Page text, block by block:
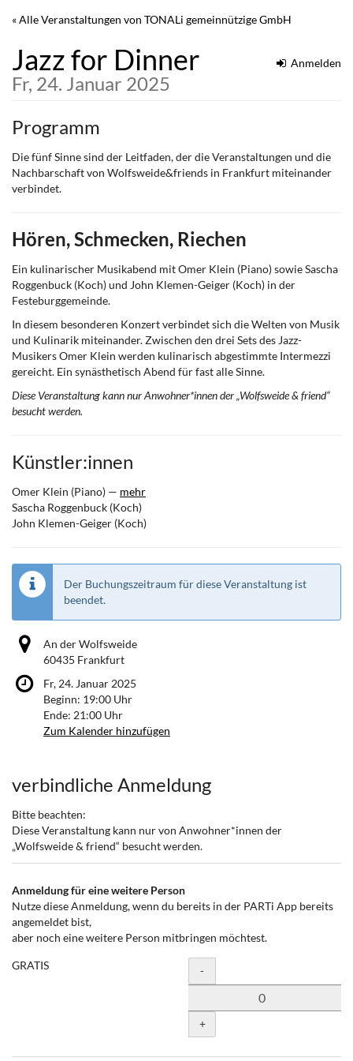
Zum
springen
« Alle Veranstaltungen von TONALi gemeinnützige GmbH
Jazz for Dinner
Fr, 24. Januar 2025
Anmelden
Programm
Die fünf Sinne sind der Leitfaden, der die Veranstaltungen und die
Nachbarschaft von Wolfsweide&friends in Frankfurt miteinander
verbindet.
Hören, Schmecken, Riechen
Ein kulinarischer Musikabend mit Omer Klein (Piano) sowie Sascha
Roggenbuck (Koch) und John Klemen-Geiger (Koch) in der
Festeburggemeinde.
In diesem besonderen Konzert verbindet sich die Welten von Musik
und Kulinarik miteinander. Zwischen den drei Sets des Jazz-
Musikers Omer Klein werden kulinarisch abgestimmte Intermezzi
gereicht. Ein synästhetisch Abend für fast alle Sinne.
Diese Veranstaltung kann nur Anwohner*innen der „Wolfsweide & friend“
besucht werden.
Künstler:innen
Omer Klein (Piano) — mehr
Sascha Roggenbuck (Koch)
John Klemen-Geiger (Koch)
Der Buchungszeitraum für diese Veranstaltung ist
beendet.
An der Wolfsweide
60435 Frankfurt
Fr, 24. Januar 2025
Beginn: 19:00 Uhr
Ende: 21:00 Uhr
Zum Kalender hinzufügen
Produkte
verbindliche Anmeldung
Bitte beachten:
Diese Veranstaltung kann nur von Anwohner*innen der
„Wolfsweide & friend“ besucht werden.
Anmeldung für eine weitere Person
Nutze diese Anmeldung, wenn du bereits in der PARTi App bereits
angemeldet bist,
aber noch eine weitere Person mitbringen möchtest.
GRATIS Menge
-
+